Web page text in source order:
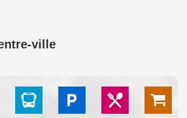
ville